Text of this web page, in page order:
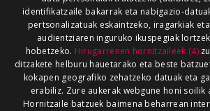
identifikatzaile bakarrak eta nabigazio-
pertsonalizatuak eskaintzeko, iragarkiak
audientziaren inguruko ikuspegiak
hobetzeko. Hirugarrenen hornitzaileek (4)
ditzakete helburu hauetarako eta beste
kokapen geografiko zehatzeko datuak eta
erabiliz. Zure aukerak webgune honi soilik
Hornitzaile batzuek baimena beharrean